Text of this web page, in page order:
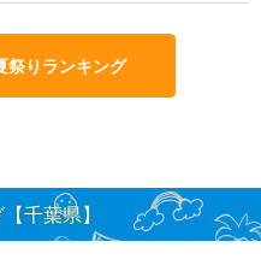
祭りランキング
千葉県】